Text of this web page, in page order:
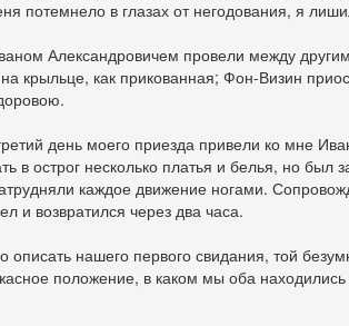
потемнело в глазах от негодования, я
Александровичем провели между
крыльце, как прикованная; Фон-Визин
день моего приезда привели ко мне
в острог несколько платья и белья, но
каждое движение ногами.
и возвратился через два часа.
описать нашего первого свидания, той
положение, в каком мы оба